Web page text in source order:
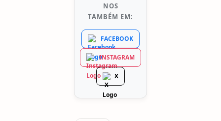
NOS
TAMBÉM EM:
FACEBOOK
INSTAGRAM
X